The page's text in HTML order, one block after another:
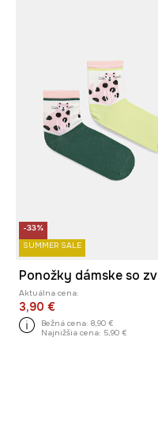
-33%
SUMMER SALE
Aktuálna cena:
3,90 €
Bežná cena: 8,90 €
Najnižšia cena: 5,90 €